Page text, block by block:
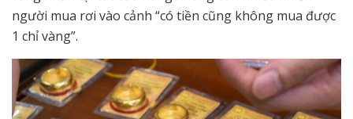
người mua rơi vào cảnh “có tiền cũng không mua được
1 chỉ vàng”.